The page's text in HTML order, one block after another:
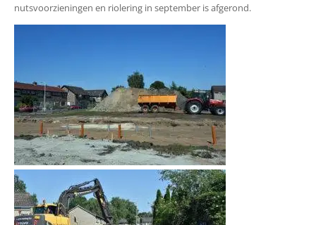
nutsvoorzieningen en riolering in september is afgerond.